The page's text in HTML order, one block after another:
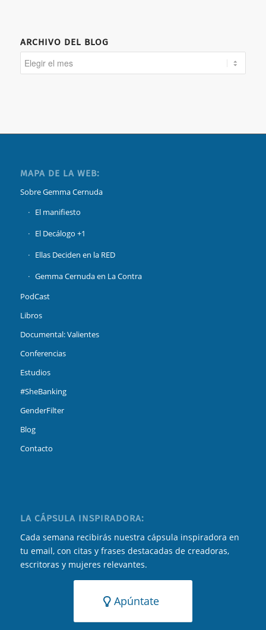
ARCHIVO DEL BLOG
MAPA DE LA WEB:
Sobre Gemma Cernuda
El manifiesto
El Decálogo +1
Ellas Deciden en la RED
Gemma Cernuda en La Contra
PodCast
Libros
Documental: Valientes
Conferencias
Estudios
#SheBanking
GenderFilter
Blog
Contacto
LA CÁPSULA INSPIRADORA:
Cada semana recibirás nuestra cápsula inspiradora en
tu email, con citas y frases destacadas de creadoras,
escritoras y mujeres relevantes.
Apúntate